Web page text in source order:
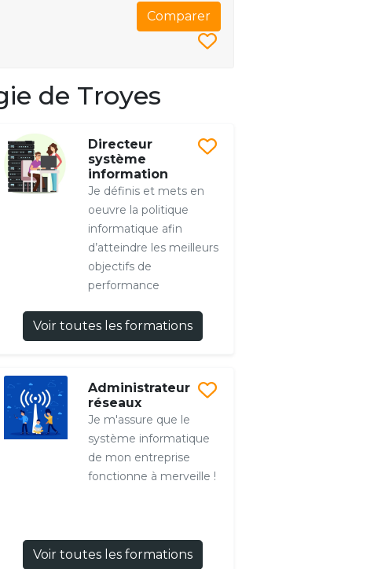
Comparer
de Troyes
Directeur
système
information
Je définis et mets en
oeuvre la politique
informatique afin
d’atteindre les meilleurs
objectifs de
performance
Voir toutes les formations
Administrateur
réseaux
Je m'assure que le
système informatique
de mon entreprise
fonctionne à merveille !
Voir toutes les formations